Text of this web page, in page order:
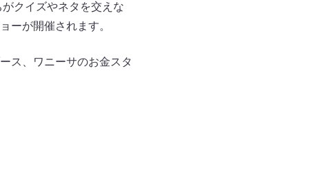
クイズやネタを交えな
ーが開催されます。
ス、ワニーサのお金スタ